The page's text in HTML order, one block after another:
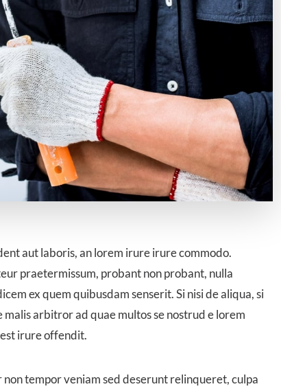
aut laboris, an lorem irure irure commodo.
praetermissum, probant non probant, nulla
ex quem quibusdam senserit. Si nisi de aliqua, si
arbitror ad quae multos se nostrud e lorem
est irure offendit.
tempor veniam sed deserunt relinqueret, culpa